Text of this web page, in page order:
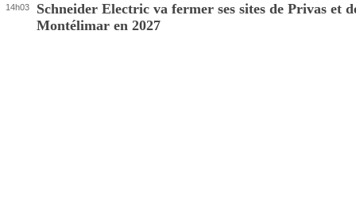
14h03
Schneider Electric va fermer ses sites de Privas et
Montélimar en 2027